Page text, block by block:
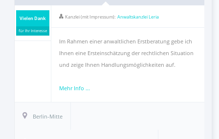
Als Anwalt registrieren
Inhalt melden
Vielen Dank
für Ihr Interesse
Kanzlei (mit Impressum): Anwaltskanzlei Leria
Im Rahmen einer anwaltlichen Erstberatung gebe ich
Ihnen eine Ersteinschätzung der rechtlichen Situation
und zeige Ihnen Handlungsmöglichkeiten auf.
Mehr Info ...
Berlin-Mitte